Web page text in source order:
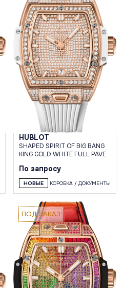
HUBLOT
SHAPED SPIRIT OF BIG BANG
KING GOLD WHITE FULL PAVE
По запросу
НОВЫЕ КОРОБКА / ДОКУМЕНТЫ
ПОД ЗАКАЗ